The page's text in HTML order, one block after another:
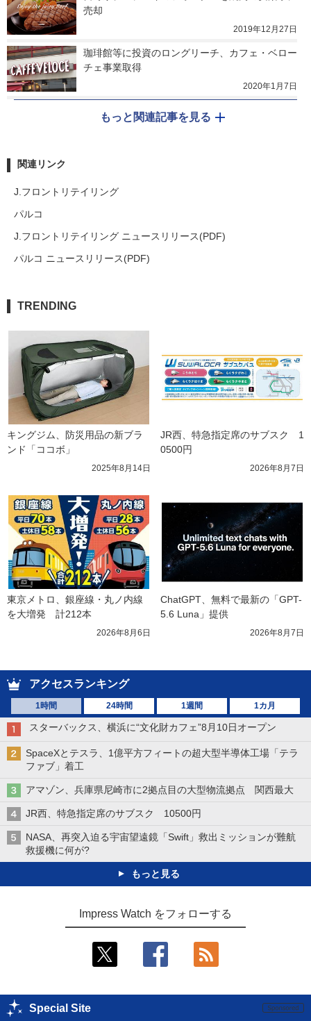
売却
2019年12月27日
珈琲館等に投資のロングリーチ、カフェ・ベロー
チェ事業取得
2020年1月7日
もっと関連記事を見る
関連リンク
J.フロントリテイリング
パルコ
J.フロントリテイリング ニュースリリース(PDF)
パルコ ニュースリリース(PDF)
TRENDING
キングジム、防災用品の新ブラ
ンド「ココボ」
2025年8月14日
JR西、特急指定席のサブスク　1
0500円
2026年8月7日
東京メトロ、銀座線・丸ノ内線
を大増発　計212本
2026年8月6日
ChatGPT、無料で最新の「GPT-
5.6 Luna」提供
2026年8月7日
アクセスランキング
1時間 24時間 1週間 1カ月
スターバックス、横浜に“文化財カフェ”8月10日オープン
SpaceXとテスラ、1億平方フィートの超大型半導体工場「テラ
ファブ」着工
アマゾン、兵庫県尼崎市に2拠点目の大型物流拠点 関西最大
JR西、特急指定席のサブスク 10500円
NASA、再突入迫る宇宙望遠鏡「Swift」救出ミッションが難航
救援機に何が?
もっと見る
Impress Watch をフォローする
Special Site